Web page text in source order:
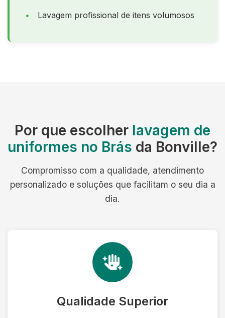
Lavagem profissional de itens volumosos
Por que escolher lavagem de
uniformes no Brás da Bonville?
Compromisso com a qualidade, atendimento
personalizado e soluções que facilitam o seu dia a
dia.
Qualidade Superior